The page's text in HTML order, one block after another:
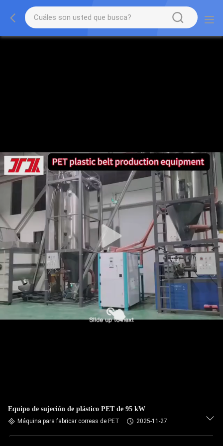
Equipo de sujeción de plástico PET de 95 kW
Máquina para fabricar correas de PET 2025-11-27